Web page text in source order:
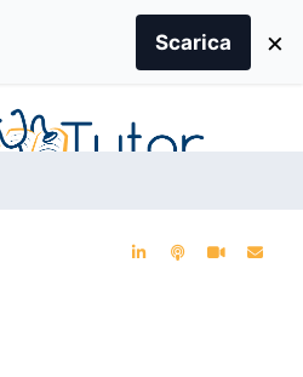
Scarica ×